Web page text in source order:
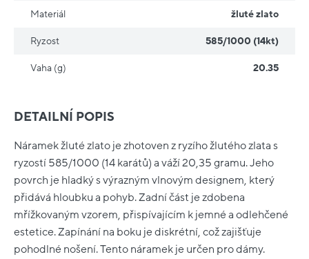
DETAILNÍ POPIS
Náramek žluté zlato je zhotoven z ryzího žlutého zlata s
ryzostí 585/1000 (14 karátů) a váží 20,35 gramu. Jeho
povrch je hladký s výrazným vlnovým designem, který
přidává hloubku a pohyb. Zadní část je zdobena
mřížkovaným vzorem, přispívajícím k jemné a odlehčené
estetice. Zapínání na boku je diskrétní, což zajišťuje
pohodlné nošení. Tento náramek je určen pro dámy.
Materiál žluté zlato
Ryzost 585/1000 (14kt)
Vaha (g) 20.35